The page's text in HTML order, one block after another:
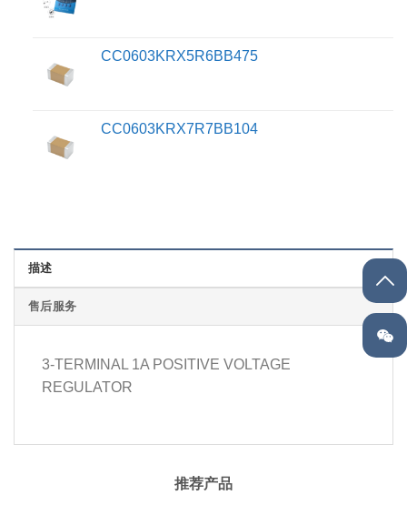
CC0603KRX5R6BB475
CC0603KRX7R7BB104
描述
售后服务
3-TERMINAL 1A POSITIVE VOLTAGE
REGULATOR
推荐产品